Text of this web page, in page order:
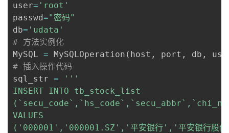
user= 'root'
passwd="密码"
db= 'udata'
# 方法实例化
MySQL = MySQLOperation ( host , port , db ,
# 插入操作代码
sql_str =
'''
INSERT INTO tb_stock_list
VALUES
('000001','000001.SZ','平安银行','平安银行股